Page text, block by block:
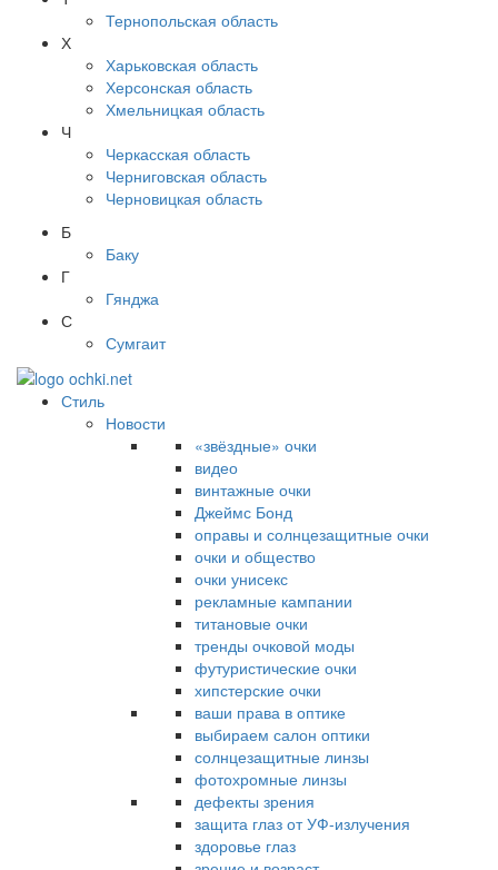
Тернопольская область
Х
Харьковская область
Херсонская область
Хмельницкая область
Ч
Черкасская область
Черниговская область
Черновицкая область
Б
Баку
Г
Гянджа
С
Сумгаит
Стиль
Новости
«звёздные» очки
видео
винтажные очки
Джеймс Бонд
оправы и солнцезащитные очки
очки и общество
очки унисекс
рекламные кампании
титановые очки
тренды очковой моды
футуристические очки
хипстерские очки
ваши права в оптике
выбираем салон оптики
солнцезащитные линзы
фотохромные линзы
дефекты зрения
защита глаз от УФ-излучения
здоровье глаз